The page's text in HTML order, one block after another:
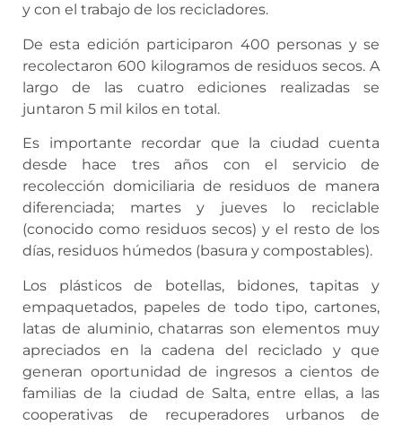
y con el trabajo de los recicladores.
De esta edición participaron 400 personas y se
recolectaron 600 kilogramos de residuos secos. A
largo de las cuatro ediciones realizadas se
juntaron 5 mil kilos en total.
Es importante recordar que la ciudad cuenta
desde hace tres años con el servicio de
recolección domiciliaria de residuos de manera
diferenciada; martes y jueves lo reciclable
(conocido como residuos secos) y el resto de los
días, residuos húmedos (basura y compostables).
Los plásticos de botellas, bidones, tapitas y
empaquetados, papeles de todo tipo, cartones,
latas de aluminio, chatarras son elementos muy
apreciados en la cadena del reciclado y que
generan oportunidad de ingresos a cientos de
familias de la ciudad de Salta, entre ellas, a las
cooperativas de recuperadores urbanos de